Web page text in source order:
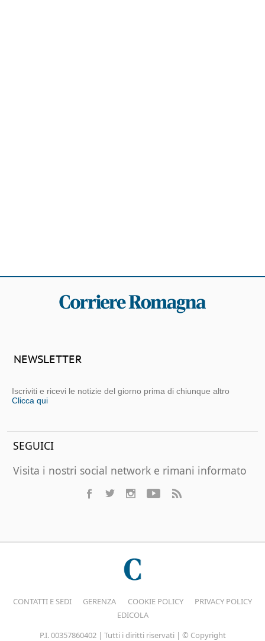
NEWSLETTER
Iscriviti e ricevi le notizie del giorno prima di chiunque altro
Clicca qui
SEGUICI
Visita i nostri social network e rimani informato
CONTATTI E SEDI GERENZA COOKIE POLICY
PRIVACY POLICY
EDICOLA
P.I. 00357860402 | Tutti i diritti riservati | © Copyright